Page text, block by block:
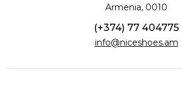
Armenia, 0010
(+374) 77 404775
info@niceshoes.am